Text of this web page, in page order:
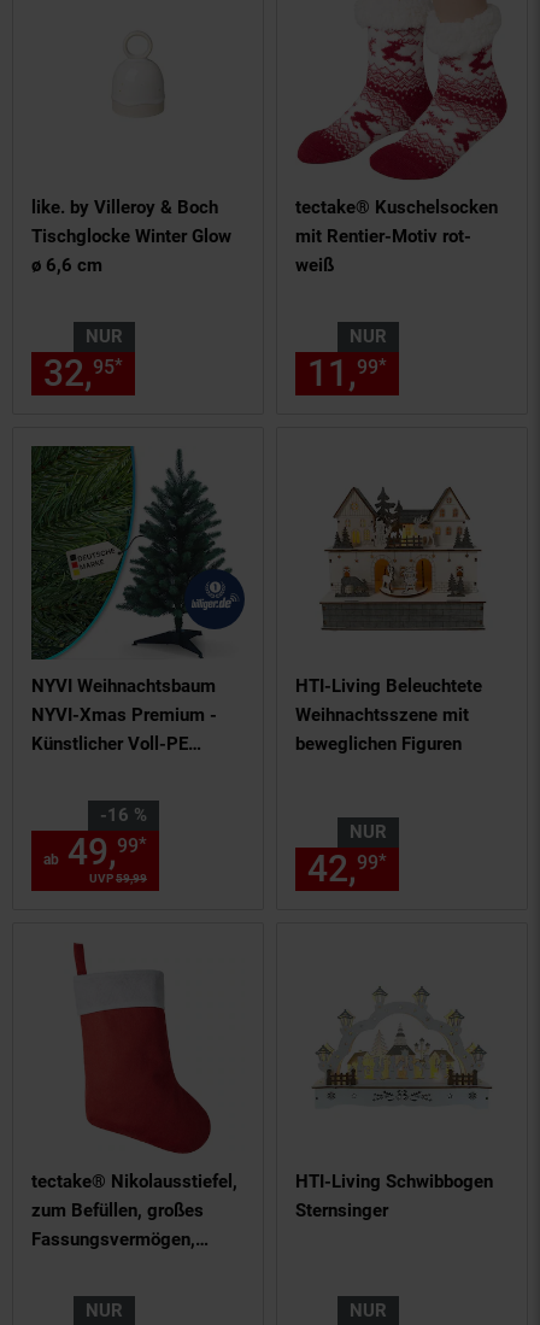
like. by Villeroy & Boch
Tischglocke Winter Glow
ø 6,6 cm
NUR
32,95* € Sternchen
tectake® Kuschelsocken
mit Rentier-Motiv rot-
weiß
NUR
11,99*
NYVI Weihnachtsbaum
NYVI-Xmas Premium -
Künstlicher Voll-PE
Spritzguss Größe:85 cm
-16 %
Sie Sparen 16 Prozent,
UVP59,99
ab 49,99* € Sternchen
HTI-Living Beleuchtete
Weihnachtsszene mit
beweglichen Figuren
NUR
42,99*
tectake® Nikolausstiefel,
zum Befüllen, großes
Fassungsvermögen,
NUR
HTI-Living Schwibbogen
Sternsinger
NUR